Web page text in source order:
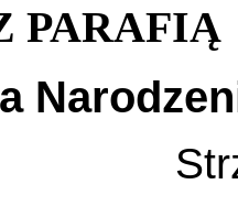
PARAFIĄ